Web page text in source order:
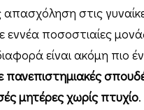
στις
ποσοστιαίες
είναι ακόμη πιο
πανεπιστημιακές
μητέρες χωρίς πτυχίο.